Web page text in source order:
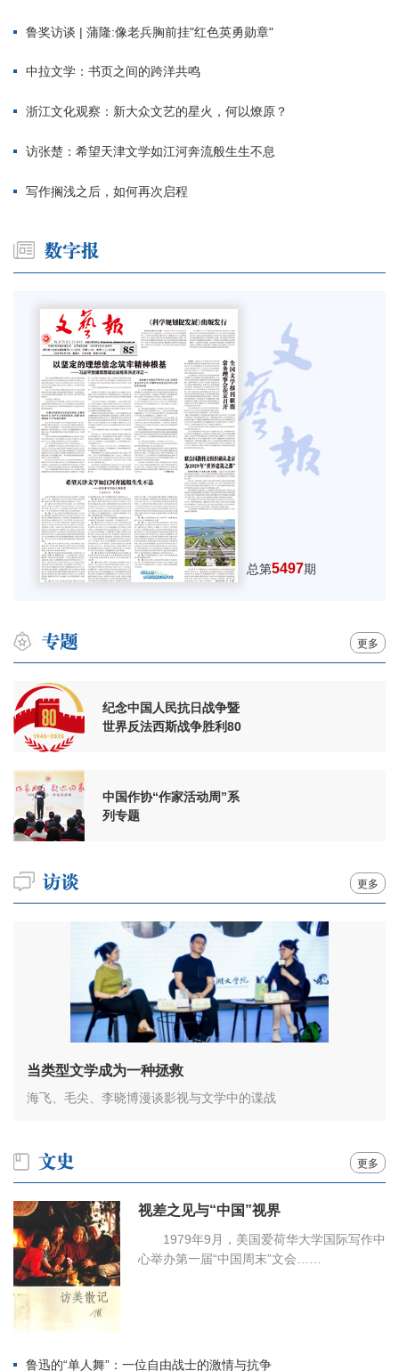
鲁奖访谈 | 蒲隆:像老兵胸前挂"红色英勇勋章"
中拉文学：书页之间的跨洋共鸣
浙江文化观察：新大众文艺的星火，何以燎原？
访张楚：希望天津文学如江河奔流般生生不息
写作搁浅之后，如何再次启程
总第5497期
更多
纪念中国人民抗日战争暨
世界反法西斯战争胜利80
中国作协“作家活动周”系
列专题
更多
当类型文学成为一种拯救
海飞、毛尖、李晓博漫谈影视与文学中的谍战
更多
视差之见与“中国”视界
1979年9月，美国爱荷华大学国际写作中
心举办第一届“中国周末”文会……
鲁迅的“单人舞”：一位自由战士的激情与抗争